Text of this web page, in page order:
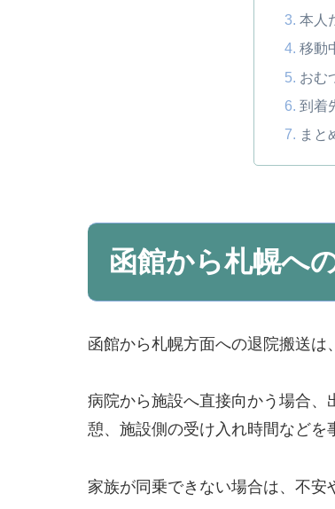
本人
移動
おむ
到着
まと
函館から札幌へ
函館から札幌方面への退院搬送は
病院から施設へ直接向かう場合
憩、施設側の受け入れ時間などを
家族が同乗できない場合は、不安